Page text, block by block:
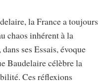
la France a toujours
chaos inhérent à la
ses Essais, évoque
Baudelaire célèbre la
Ces réflexions